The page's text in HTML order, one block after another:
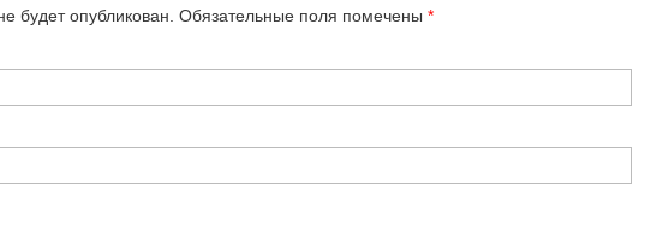
будет опубликован. Обязательные поля помечены *